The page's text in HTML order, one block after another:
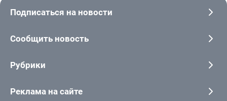
Подписаться на новости
Сообщить новость
Рубрики
Реклама на сайте